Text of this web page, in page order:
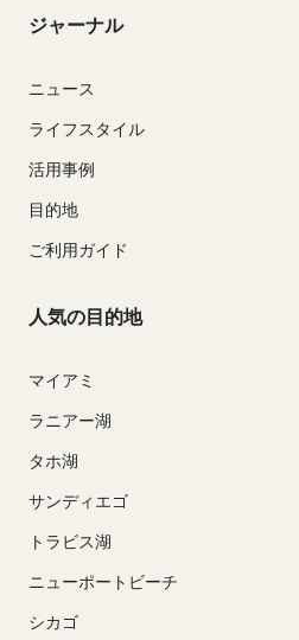
ジャーナル
ニュース
ライフスタイル
活用事例
目的地
ご利用ガイド
人気の目的地
マイアミ
ラニアー湖
タホ湖
サンディエゴ
トラビス湖
ニューポートビーチ
シカゴ